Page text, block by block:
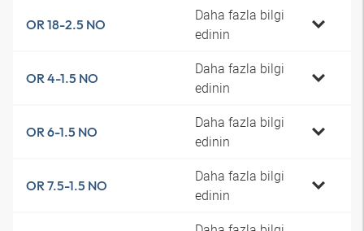
OR 18-2.5 NO
Daha fazla bilgi
edinin
OR 4-1.5 NO
Daha fazla bilgi
edinin
OR 6-1.5 NO
Daha fazla bilgi
edinin
OR 7.5-1.5 NO
Daha fazla bilgi
edinin